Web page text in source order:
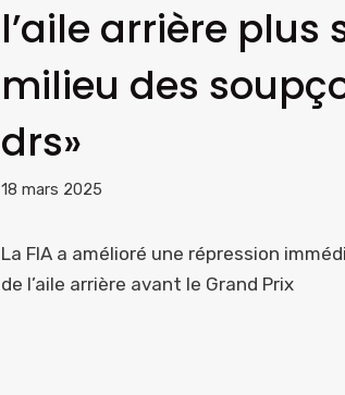
l’aile arrière plus
milieu des
drs»
18 mars 2025
La FIA a amélioré une répression
de l’aile arrière avant le Grand Prix